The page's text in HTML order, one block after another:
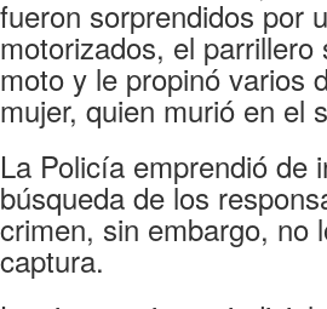
fueron sorprendidos por
motorizados, el parrillero
moto y le propinó varios
mujer, quien murió en el
La Policía emprendió de
búsqueda de los
crimen, sin embargo, no
captura.